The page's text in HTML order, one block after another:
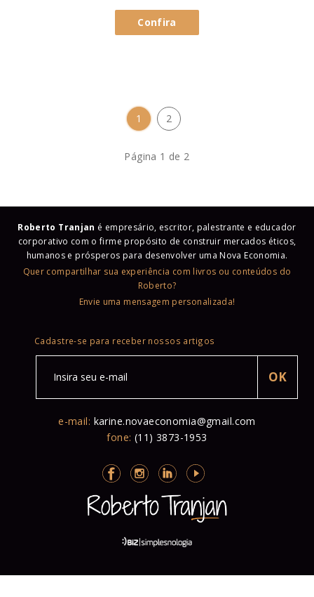
Confira
1 2
Página 1 de 2
Roberto Tranjan é empresário, escritor, palestrante e educador
corporativo com o firme propósito de construir mercados éticos,
humanos e prósperos para desenvolver uma Nova Economia.
Quer compartilhar sua experiência com livros ou conteúdos do
Roberto?
Envie uma mensagem personalizada!
Cadastre-se para receber nossos artigos
e-mail: karine.novaeconomia@gmail.com
fone: (11) 3873-1953